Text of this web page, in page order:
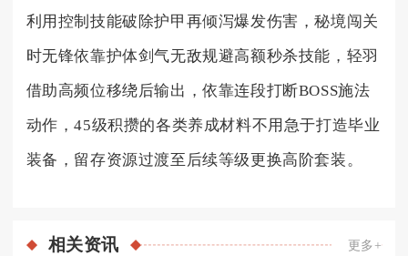
利用控制技能破除护甲再倾泻爆发伤害，秘境闯关
时无锋依靠护体剑气无敌规避高额秒杀技能，轻羽
借助高频位移绕后输出，依靠连段打断BOSS施法
动作，45级积攒的各类养成材料不用急于打造毕业
装备，留存资源过渡至后续等级更换高阶套装。
相关资讯 更多+